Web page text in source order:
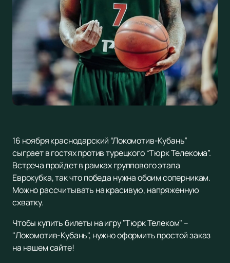
16 ноября краснодарский “Локомотив-Кубань”
сыграет в гостях против турецкого “Тюрк Телекома”.
Встреча пройдет в рамках группового этапа
Еврокубка, так что победа нужна обоим соперникам.
Можно рассчитывать на красивую, напряженную
схватку.
Чтобы купить билеты на игру "Тюрк Телеком" –
"Локомотив-Кубань", нужно оформить простой заказ
на нашем сайте!